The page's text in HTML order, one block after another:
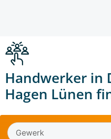
Handwerker in
Hagen Lünen